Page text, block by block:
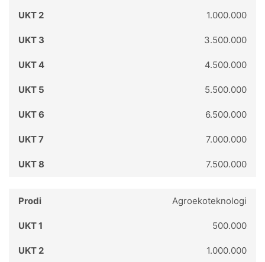
1.000.000
3.500.000
4.500.000
5.500.000
6.500.000
7.000.000
7.500.000
Agroekoteknologi
500.000
1.000.000